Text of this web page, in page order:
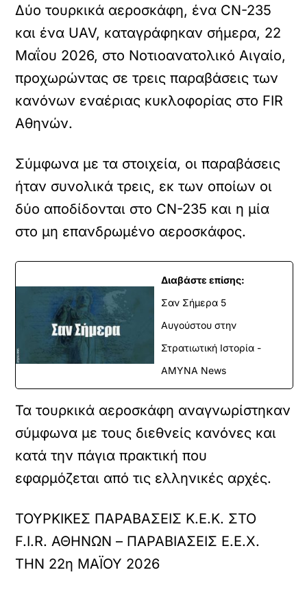
Δύο τουρκικά αεροσκάφη, ένα CN-235
και ένα UAV, καταγράφηκαν σήμερα, 22
Μαΐου 2026, στο Νοτιοανατολικό Αιγαίο,
προχωρώντας σε τρεις παραβάσεις των
κανόνων εναέριας κυκλοφορίας στο FIR
Αθηνών.
Σύμφωνα με τα στοιχεία, οι παραβάσεις
ήταν συνολικά τρεις, εκ των οποίων οι
δύο αποδίδονται στο CN-235 και η μία
στο μη επανδρωμένο αεροσκάφος.
Διαβάστε επίσης:
Σαν Σήμερα 5
Αυγούστου στην
Στρατιωτική Ιστορία -
ΑΜΥΝΑ News
Τα τουρκικά αεροσκάφη αναγνωρίστηκαν
σύμφωνα με τους διεθνείς κανόνες και
κατά την πάγια πρακτική που
εφαρμόζεται από τις ελληνικές αρχές.
ΤΟΥΡΚΙΚΕΣ ΠΑΡΑΒΑΣΕΙΣ Κ.Ε.Κ. ΣΤΟ
F.I.R. ΑΘΗΝΩΝ – ΠΑΡΑΒΙΑΣΕΙΣ Ε.Ε.Χ.
ΤΗΝ 22η ΜΑΪΟΥ 2026